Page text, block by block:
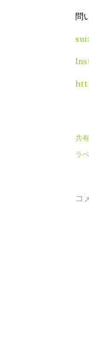
問
共有
ラ
コ